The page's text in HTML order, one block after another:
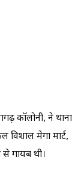
कॉलोनी, ने थाना
मेगा मार्ट,
गायब थी।